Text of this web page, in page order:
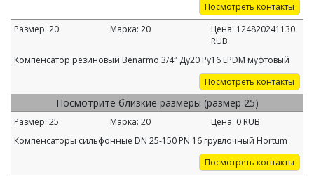
Посмотреть контакты
Размер: 20 Марка: 20 Цена: 124820241130
RUB
Компенсатор резиновый Benarmo 3/4″ Ду20 Ру16 EPDM муфтовый
Посмотреть контакты
Посмотрите близкие размеры (размер 25)
Размер: 25 Марка: 20 Цена: 0 RUB
Компенсаторы сильфонные DN 25-150 PN 16 грувлочный Hortum
Посмотреть контакты